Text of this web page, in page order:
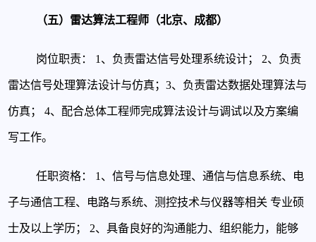
（五）雷达算法工程师（北京、成都）
岗位职责： 1、负责雷达信号处理系统设计； 2、负责
雷达信号处理算法设计与仿真；3、负责雷达数据处理算法与
仿真；4、配合总体工程师完成算法设计与调试以及方案编
写工作。
任职资格： 1、信号与信息处理、通信与信息系统、电
子与通信工程、电路与系统、测控技术与仪器等相关 专业硕
士及以上学历；2、具备良好的沟通能力、组织能力，能够